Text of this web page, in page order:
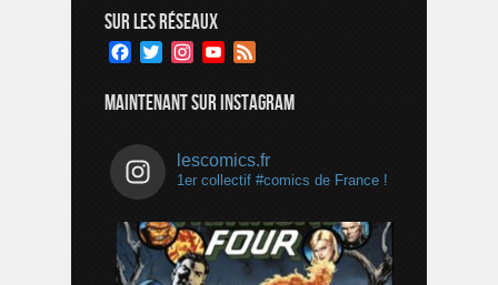
SUR LES RÉSEAUX
Facebook
TwitterInstagramYouTube
MAINTENANT SUR INSTAGRAM
lescomics.fr
1er collectif #comics de France !